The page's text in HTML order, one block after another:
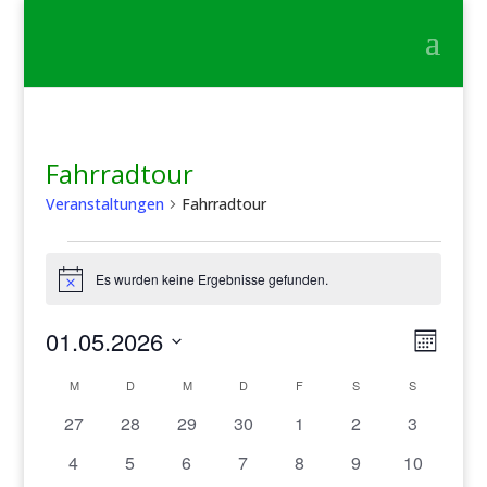
Fahrradtour
Veranstaltungen Fahrradtour
Veranstaltungen
HinweisEs wurden keine Ergebnisse gefunden.
Monat
01.05.2026
Kalender
von
M MONTAGD DIENSTAG
M MITTWOCH
D DONNERSTAG
F FREITAGS SAMSTAG
S
0
27
0
28
0
29
0
30
0
1
0
2
0
3
0
4
0
5
0
6
0
7
0
8
0
9
0
10